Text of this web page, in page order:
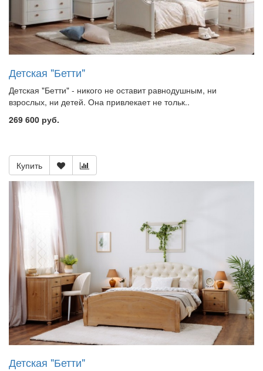
Детская "Бетти"
Детская "Бетти" - никого не оставит равнодушным, ни
взрослых, ни детей. Она привлекает не тольк..
269 600 руб.
Купить
Детская "Бетти"